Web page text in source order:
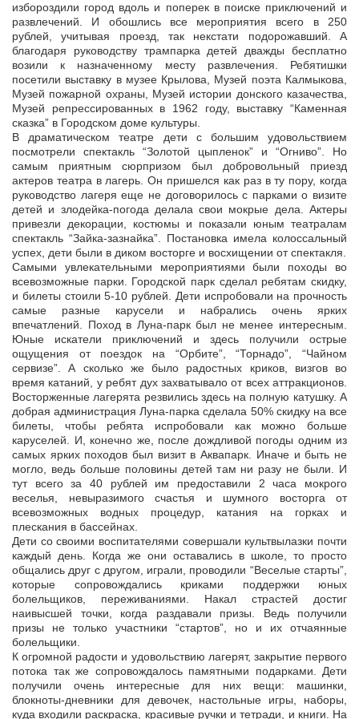
избороздили город вдоль и поперек в поиске приключений и
развлечений. И обошлись все мероприятия всего в 250
рублей, учитывая проезд, так некстати подорожавший. А
благодаря руководству трампарка детей дважды бесплатно
возили к назначенному месту развлечения. Ребятишки
посетили выставку в музее Крылова, Музей поэта Калмыкова,
Музей пожарной охраны, Музей истории донского казачества,
Музей репрессированных в 1962 году, выставку “Каменная
сказка” в Городском доме культуры.
В драматическом театре дети с большим удовольствием
посмотрели спектакль “Золотой цыпленок” и “Огниво”. Но
самым приятным сюрпризом был добровольный приезд
актеров театра в лагерь. Он пришелся как раз в ту пору, когда
руководство лагеря еще не договорилось с парками о визите
детей и злодейка-погода делала свои мокрые дела. Актеры
привезли декорации, костюмы и показали юным театралам
спектакль “Зайка-зазнайка”. Постановка имела колоссальный
успех, дети были в диком восторге и восхищении от спектакля.
Самыми увлекательными мероприятиями были походы во
всевозможные парки. Городской парк сделал ребятам скидку,
и билеты стоили 5-10 рублей. Дети испробовали на прочность
самые разные карусели и набрались очень ярких
впечатлений. Поход в Луна-парк был не менее интересным.
Юные искатели приключений и здесь получили острые
ощущения от поездок на “Орбите”, “Торнадо”, “Чайном
сервизе”. А сколько же было радостных криков, визгов во
время катаний, у ребят дух захватывало от всех аттракционов.
Восторженные лагерята резвились здесь на полную катушку. А
добрая администрация Луна-парка сделала 50% скидку на все
билеты, чтобы ребята испробовали как можно больше
каруселей. И, конечно же, после дождливой погоды одним из
самых ярких походов был визит в Аквапарк. Иначе и быть не
могло, ведь больше половины детей там ни разу не были. И
тут всего за 40 рублей им предоставили 2 часа мокрого
веселья, невыразимого счастья и шумного восторга от
всевозможных водных процедур, катания на горках и
плескания в бассейнах.
Дети со своими воспитателями совершали культвылазки почти
каждый день. Когда же они оставались в школе, то просто
общались друг с другом, играли, проводили “Веселые старты”,
которые сопровождались криками поддержки юных
болельщиков, переживаниями. Накал страстей достиг
наивысшей точки, когда раздавали призы. Ведь получили
призы не только участники “стартов”, но и их отчаянные
болельщики.
К огромной радости и удовольствию лагерят, закрытие первого
потока так же сопровождалось памятными подарками. Дети
получили очень интересные для них вещи: машинки,
блокноты-дневники для девочек, настольные игры, наборы,
куда входили раскраска, красивые ручки и тетради, и книги. На